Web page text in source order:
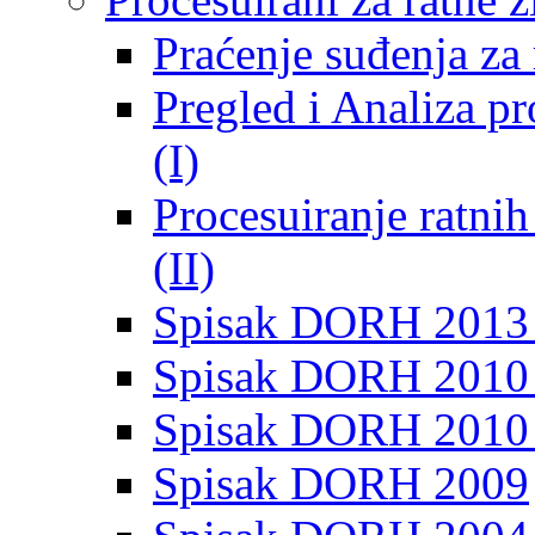
Praćenje suđenja
Pregled i Analiza
(I)
Procesuiranje
(II)
Spisak DORH
Spisak DORH
Spisak DORH
Spisak DORH 2009